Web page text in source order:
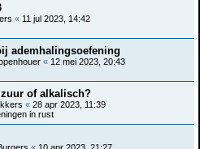
« 11 jul 2023, 14:42
ademhalingsoefening
« 12 mei 2023, 20:43
of alkalisch?
« 28 apr 2023, 11:39
in rust
« 10 apr 2023, 21:27